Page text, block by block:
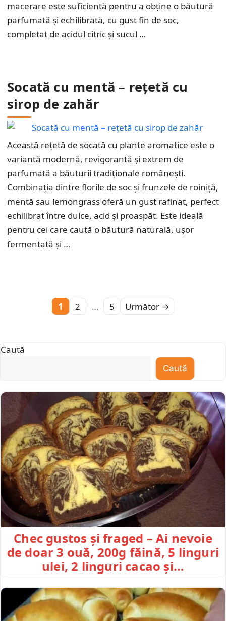
macerare este suficientă pentru a obține o băutură
parfumată și echilibrată, cu gust fin de soc,
completat de acidul citric și sucul …
Socată cu mentă – rețetă cu
sirop de zahăr
Această rețetă de socată cu plante aromatice este o
variantă modernă, revigorantă și extrem de
parfumată a băuturii tradiționale românești.
Combinația dintre florile de soc și frunzele de roiniță,
mentă sau lemongrass oferă un gust rafinat, perfect
echilibrat între dulce, acid și proaspăt. Este ideală
pentru cei care caută o băutură naturală, ușor
fermentată și …
Pagina
1 Pagina
2 … Pagina
5 Următor →
Caută
Caută
Chec gustos și fraged – Ai nevoie
de doar 3 ouă, 200g făină, 5 linguri
ulei, 2 linguri cacao și…